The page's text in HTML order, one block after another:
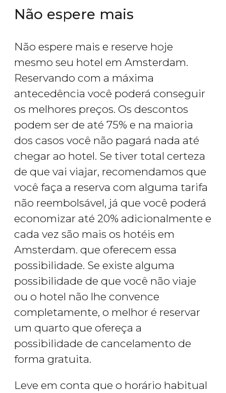
Não espere mais
Não espere mais e reserve hoje
mesmo seu hotel em Amsterdam.
Reservando com a máxima
antecedência você poderá conseguir
os melhores preços. Os descontos
podem ser de até 75% e na maioria
dos casos você não pagará nada até
chegar ao hotel. Se tiver total certeza
de que vai viajar, recomendamos que
você faça a reserva com alguma tarifa
não reembolsável, já que você poderá
economizar até 20% adicionalmente e
cada vez são mais os hotéis em
Amsterdam. que oferecem essa
possibilidade. Se existe alguma
possibilidade de que você não viaje
ou o hotel não lhe convence
completamente, o melhor é reservar
um quarto que ofereça a
possibilidade de cancelamento de
forma gratuita.
Leve em conta que o horário habitual